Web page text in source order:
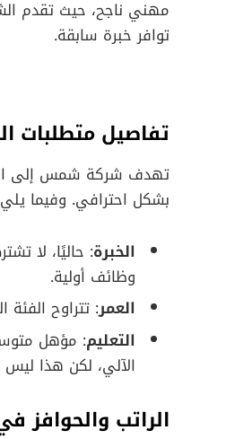
توافر خبرة سابقة.
تفاصيل متطلبات
تهدف شركة شمس إلى
بشكل احترافي. وفيما
الخبرة: حاليًا، لا
وظائف أولية.
العمر: تتراوح الفئة
التعليم: مؤهل
الآلي، لكن هذا ليس
الراتب